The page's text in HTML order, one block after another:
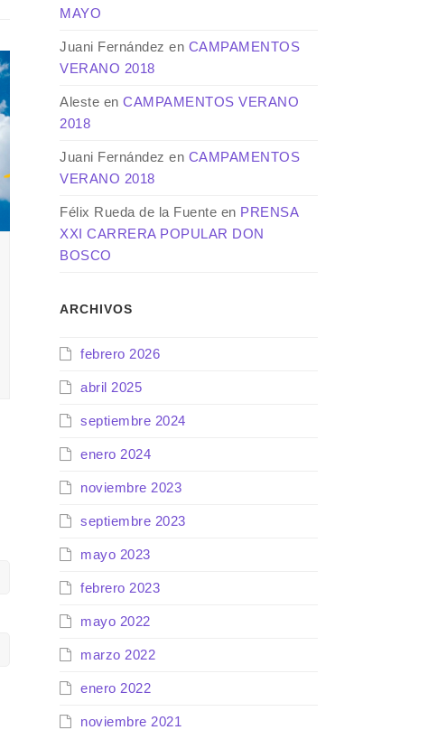
MAYO
Juani Fernández en CAMPAMENTOS
VERANO 2018
Aleste en CAMPAMENTOS VERANO
2018
Juani Fernández en CAMPAMENTOS
VERANO 2018
Félix Rueda de la Fuente en PRENSA
XXI CARRERA POPULAR DON
BOSCO
ARCHIVOS
febrero 2026
abril 2025
septiembre 2024
enero 2024
noviembre 2023
septiembre 2023
mayo 2023
febrero 2023
mayo 2022
marzo 2022
enero 2022
noviembre 2021